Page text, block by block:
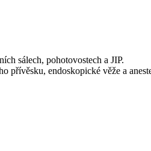
sálech, pohotovostech a JIP.
přívěsku, endoskopické věže a